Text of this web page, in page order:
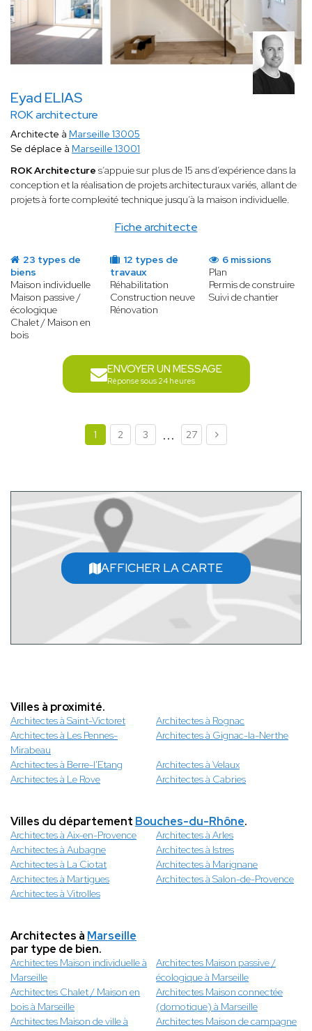
Eyad ELIAS
ROK architecture
Fiche architecte
Architecte à Marseille 13005
Se déplace à Marseille 13001
ROK Architecture s’appuie sur plus de 15 ans d’expérience dans la
conception et la réalisation de projets architecturaux variés, allant de
projets à forte complexité technique jusqu’à la maison individuelle.
23 types de
biens
Maison individuelle
Maison passive /
écologique
Chalet / Maison en
bois
12 types de
travaux
Réhabilitation
Construction neuve
Rénovation
6 missions
Plan
Permis de construire
Suivi de chantier
ENVOYER UN MESSAGE
Réponse sous 24 heures
1 2 3 ... 27
AFFICHER LA CARTE
Villes à proximité.
Architectes à Saint-Victoret
Architectes à Rognac
Architectes à Les Pennes-
Mirabeau
Architectes à Gignac-la-Nerthe
Architectes à Berre-l'Etang
Architectes à Velaux
Architectes à Le Rove
Architectes à Cabries
Villes du département Bouches-du-Rhône.
Architectes à Aix-en-Provence
Architectes à Arles
Architectes à Aubagne
Architectes à Istres
Architectes à La Ciotat
Architectes à Marignane
Architectes à Martigues
Architectes à Salon-de-Provence
Architectes à Vitrolles
Architectes à Marseille
par type de bien.
Architectes Maison individuelle à
Marseille
Architectes Maison passive /
écologique à Marseille
Architectes Chalet / Maison en
bois à Marseille
Architectes Maison connectée
(domotique) à Marseille
Architectes Maison de ville à
Architectes Maison de campagne